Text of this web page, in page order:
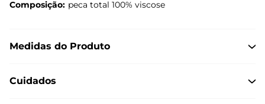
Composição: peca total 100% viscose
Medidas do Produto
Cuidados